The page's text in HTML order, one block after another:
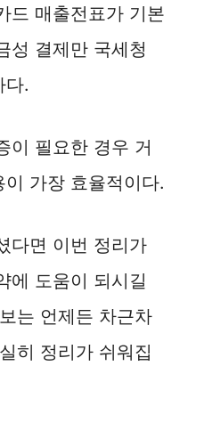
드 매출전표가 기본
성 결제만 국세청
다.
이 필요한 경우 거
이 가장 효율적이다.
다면 이번 정리가
에 도움이 되시길
는 언제든 차근차
히 정리가 쉬워집